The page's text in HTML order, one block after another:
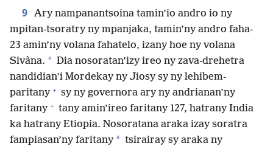
9 Ary nampanantsoina tamin’io andro io ny
mpitan-tsoratry ny mpanjaka, tamin’ny andro faha-
23 amin’ny volana fahatelo, izany hoe ny volana
Sivàna. * Dia nosoratan’izy ireo ny zava-drehetra
nandidian’i Mordekay ny Jiosy sy ny lehibem-
paritany + sy ny governora ary ny andrianan’ny
faritany + tany amin’ireo faritany 127, hatrany India
ka hatrany Etiopia. Nosoratana araka izay soratra
fampiasan’ny faritany * tsirairay sy araka ny